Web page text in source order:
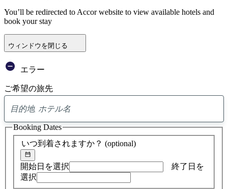
You’ll be redirected to Accor website to view available hotels and
book your stay
ウィンドウを閉じる
エラー
ご希望の旅先
ア
ド
バ
イ
検
索
いつ到着されますか？ (optional)
開始日を選択
終了日を
選択
Booking Dates